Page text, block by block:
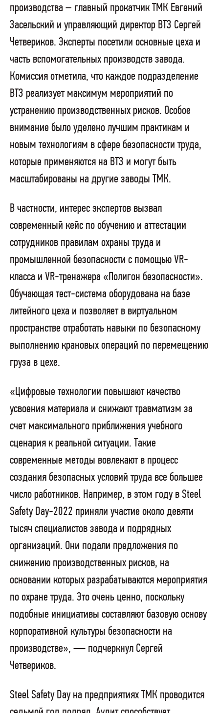
производства – главный прокатчик ТМК Евгений
Засельский и управляющий директор ВТЗ Сергей
Четвериков. Эксперты посетили основные цеха и
часть вспомогательных производств завода.
Комиссия отметила, что каждое подразделение
ВТЗ реализует максимум мероприятий по
устранению производственных рисков. Особое
внимание было уделено лучшим практикам и
новым технологиям в сфере безопасности труда,
которые применяются на ВТЗ и могут быть
масштабированы на другие заводы ТМК.
В частности, интерес экспертов вызвал
современный кейс по обучению и аттестации
сотрудников правилам охраны труда и
промышленной безопасности с помощью VR-
класса и VR-тренажера «Полигон безопасности».
Обучающая тест-система оборудована на базе
литейного цеха и позволяет в виртуальном
пространстве отработать навыки по безопасному
выполнению крановых операций по перемещению
груза в цехе.
«Цифровые технологии повышают качество
усвоения материала и снижают травматизм за
счет максимального приближения учебного
сценария к реальной ситуации. Такие
современные методы вовлекают в процесс
создания безопасных условий труда все большее
число работников. Например, в этом году в Steel
Safety Day-2022 приняли участие около девяти
тысяч специалистов завода и подрядных
организаций. Они подали предложения по
снижению производственных рисков, на
основании которых разрабатываются мероприятия
по охране труда. Это очень ценно, поскольку
подобные инициативы составляют базовую основу
корпоративной культуры безопасности на
производстве», — подчеркнул Сергей
Четвериков.
Steel Safety Day на предприятиях ТМК проводится